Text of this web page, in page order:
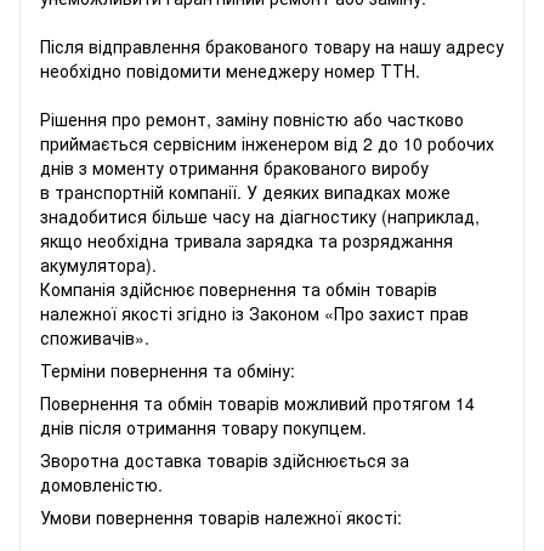
Після відправлення бракованого товару на нашу адресу
необхідно повідомити менеджеру номер ТТН.
Рішення про ремонт, заміну повністю або частково
приймається сервісним інженером від 2 до 10 робочих
днів з моменту отримання бракованого виробу
в транспортній компанії. У деяких випадках може
знадобитися більше часу на діагностику (наприклад,
якщо необхідна тривала зарядка та розряджання
акумулятора).
Компанія здійснює повернення та обмін товарів
належної якості згідно із Законом «Про захист прав
споживачів».
Терміни повернення та обміну:
Повернення та обмін товарів можливий протягом 14
днів після отримання товару покупцем.
Зворотна доставка товарів здійснюється за
домовленістю.
Умови повернення товарів належної якості: